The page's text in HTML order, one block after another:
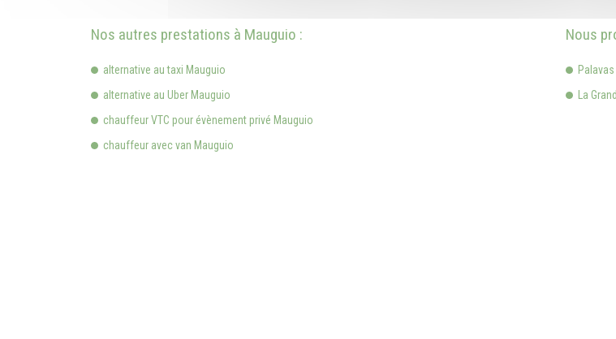
Nos autres prestations à Mauguio :
alternative au taxi Mauguio
alternative au Uber Mauguio
chauffeur VTC pour évènement privé Mauguio
chauffeur avec van Mauguio
Nous
La